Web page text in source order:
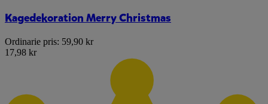
Kagedekoration Merry Christmas
Ordinarie pris: 59,90 kr
17,98 kr